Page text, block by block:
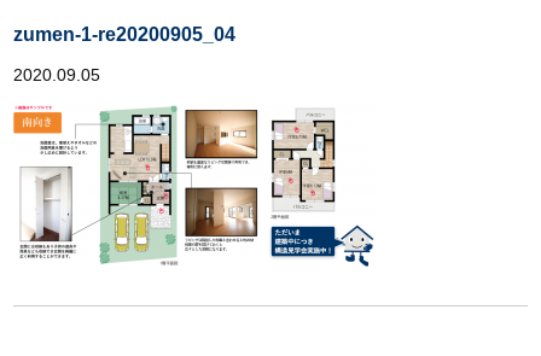
zumen-1-re20200905_04
2020.09.05